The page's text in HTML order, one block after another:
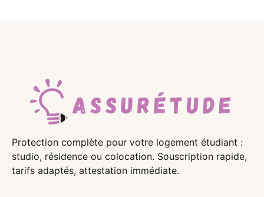
Protection complète pour votre logement étudiant :
studio, résidence ou colocation. Souscription rapide,
tarifs adaptés, attestation immédiate.